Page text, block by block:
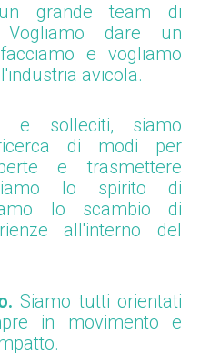
grande team di
dare un
e vogliamo
avicola.
e solleciti, siamo
di modi per
e trasmettere
lo spirito di
lo scambio di
all'interno del
Siamo tutti orientati
in movimento e